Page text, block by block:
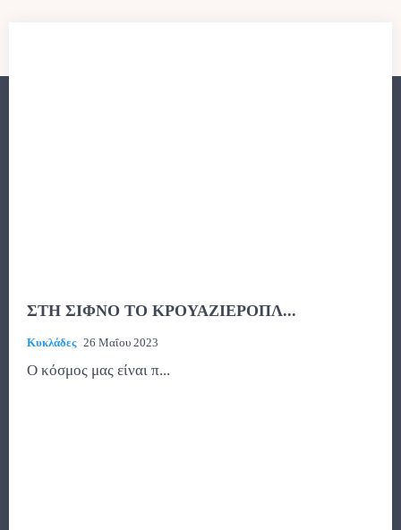
ΣΤΗ ΣΙΦΝΟ ΤΟ ΚΡΟΥΑΖΙΕΡΟΠΛ...
Κυκλάδες 26 Μαΐου 2023
O κόσμος μας είναι π...